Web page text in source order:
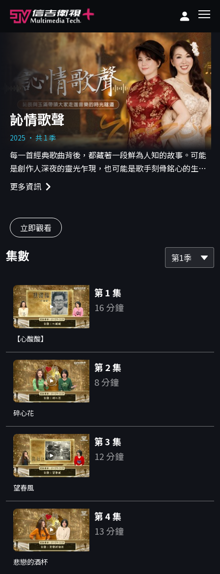
訫情歌聲
2025 · 共 1 季
每一首經典歌曲背後，都藏著一段鮮為人知的故事。可能
是創作人深夜的靈光乍現，也可能是歌手刻骨銘心的生命
歷程。
更多資訊
立即觀看
集數 第1季
第 1 集
16 分鐘
【心酸酸】
第 2 集
8 分鐘
碎心花
第 3 集
12 分鐘
望春風
第 4 集
13 分鐘
悲戀的酒杯